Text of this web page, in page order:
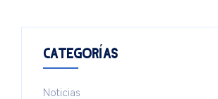
CATEGORÍAS
Noticias